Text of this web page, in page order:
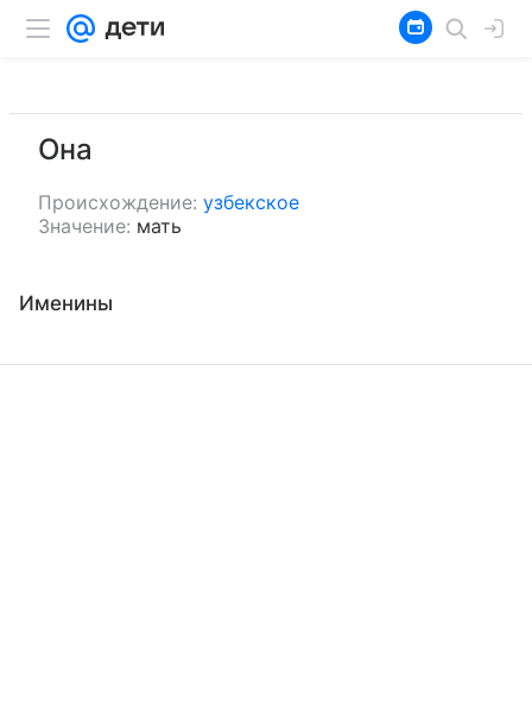
Она
Происхождение: узбекское
Значение: мать
Именины